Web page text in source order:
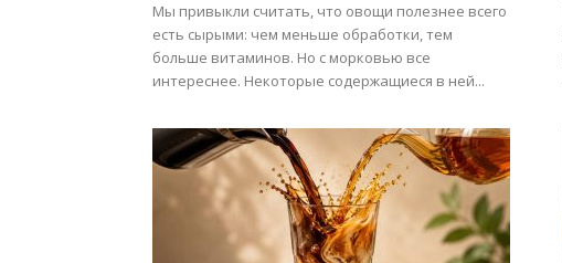
Мы привыкли считать, что овощи полезнее всего
есть сырыми: чем меньше обработки, тем
больше витаминов. Но с морковью все
интереснее. Некоторые содержащиеся в ней...